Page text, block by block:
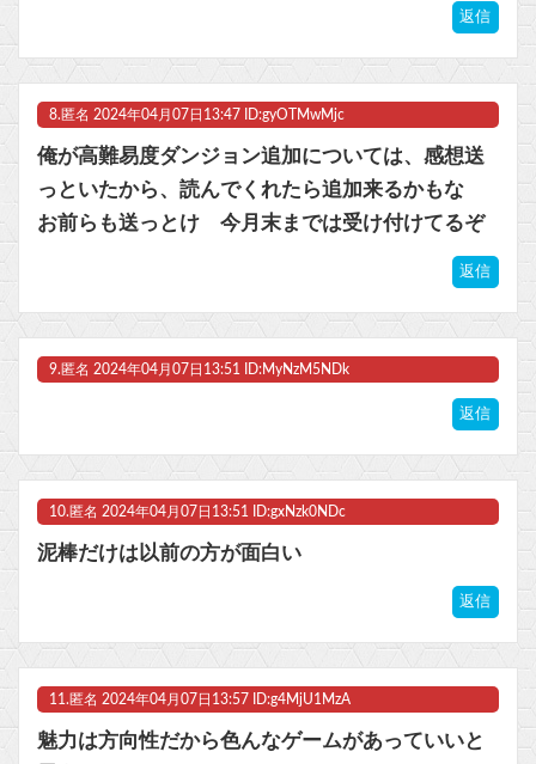
返信
8. 匿名 2024年04月07日13:47 ID:gyOTMwMjc
俺が高難易度ダンジョン追加については、感想送
っといたから、読んでくれたら追加来るかもな
お前らも送っとけ 今月末までは受け付けてるぞ
返信
9. 匿名 2024年04月07日13:51 ID:MyNzM5NDk
返信
10. 匿名 2024年04月07日13:51 ID:gxNzk0NDc
泥棒だけは以前の方が面白い
返信
11. 匿名 2024年04月07日13:57 ID:g4MjU1MzA
魅力は方向性だから色んなゲームがあっていいと